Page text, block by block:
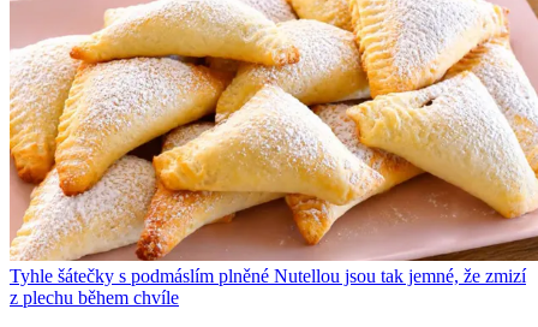
Tyhle šátečky s podmáslím plněné Nutellou jsou tak jemné, že zmizí
z plechu během chvíle